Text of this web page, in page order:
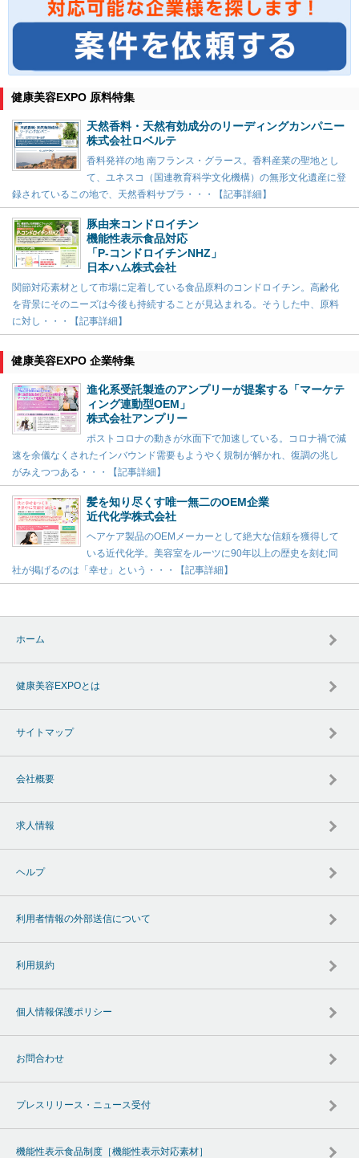
健康美容EXPO 原料特集
天然香料・天然有効成分のリーディングカンパニー
株式会社ロベルテ
香料発祥の地 南フランス・グラース。香料産業の聖地とし
て、ユネスコ（国連教育科学文化機構）の無形文化遺産に登
録されているこの地で、天然香料サプラ・・・【記事詳細】
豚由来コンドロイチン
機能性表示食品対応
「P-コンドロイチンNHZ」
日本ハム株式会社
関節対応素材として市場に定着している食品原料のコンドロイチン。高齢化
を背景にそのニーズは今後も持続することが見込まれる。そうした中、原料
に対し・・・【記事詳細】
健康美容EXPO 企業特集
進化系受託製造のアンプリーが提案する「マーケテ
ィング連動型OEM」
株式会社アンプリー
ポストコロナの動きが水面下で加速している。コロナ禍で減
速を余儀なくされたインバウンド需要もようやく規制が解かれ、復調の兆し
がみえつつある・・・【記事詳細】
髪を知り尽くす唯一無二のOEM企業
近代化学株式会社
ヘアケア製品のOEMメーカーとして絶大な信頼を獲得して
いる近代化学。美容室をルーツに90年以上の歴史を刻む同
社が掲げるのは「幸せ」という・・・【記事詳細】
ホーム
健康美容EXPOとは
サイトマップ
会社概要
求人情報
ヘルプ
利用者情報の外部送信について
利用規約
個人情報保護ポリシー
お問合わせ
プレスリリース・ニュース受付
機能性表示食品制度［機能性表示対応素材］